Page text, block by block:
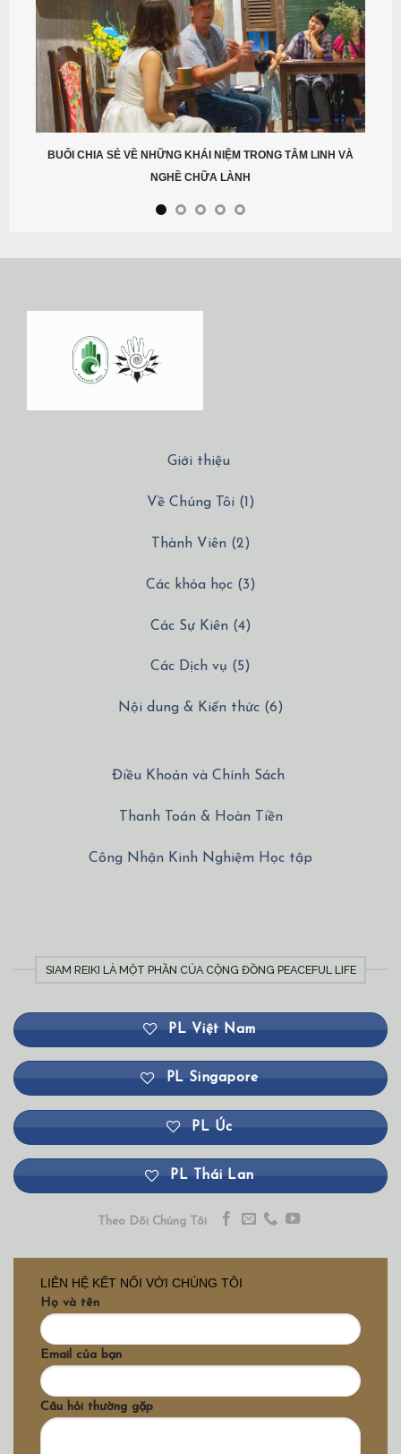
BUỔI CHIA SẺ VỀ NHỮNG KHÁI NIỆM TRONG TÂM LINH VÀ
NGHỀ CHỮA LÀNH
Giới thiệu
Về Chúng Tôi (1)
Thành Viên (2)
Các khóa học (3)
Các Sự Kiên (4)
Các Dịch vụ (5)
Nội dung & Kiến thức (6)
Điều Khoản và Chính Sách
Thanh Toán & Hoàn Tiền
Công Nhận Kinh Nghiệm Học tập
SIAM REIKI LÀ MỘT PHẦN CỦA CỘNG ĐỒNG PEACEFUL LIFE
PL Việt Nam
PL Singapore
PL Úc
PL Thái Lan
Theo Dõi Chúng Tôi
LIÊN HỆ KẾT NỐI VỚI CHÚNG TÔI
Họ và tên
Email của bạn
Câu hỏi thường gặp